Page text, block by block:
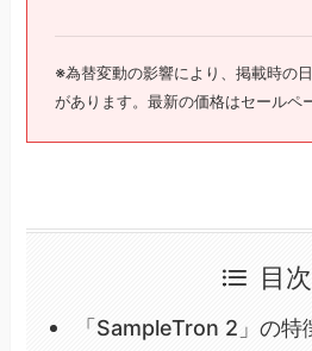
※為替変動の影響により、掲載時の
があります。最新の価格はセールペ
目次
「SampleTron 2」の特